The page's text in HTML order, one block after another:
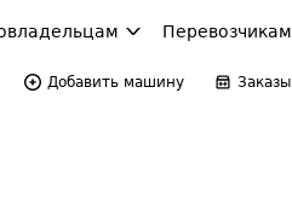
Перевозчикам
Добавить машину Заказы